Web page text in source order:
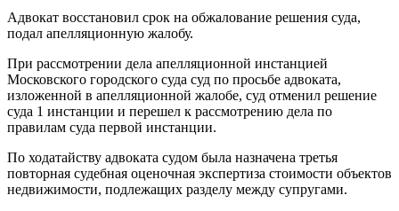
Адвокат восстановил срок на обжалование решения суда,
подал апелляционную жалобу.
При рассмотрении дела апелляционной инстанцией
Московского городского суда суд по просьбе адвоката,
изложенной в апелляционной жалобе, суд отменил решение
суда 1 инстанции и перешел к рассмотрению дела по
правилам суда первой инстанции.
По ходатайству адвоката судом была назначена третья
повторная судебная оценочная экспертиза стоимости объектов
недвижимости, подлежащих разделу между супругами.